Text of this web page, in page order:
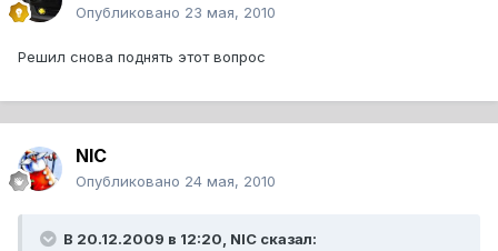
Опубликовано 23 мая, 2010
Решил снова поднять этот вопрос
NIC
Опубликовано 24 мая, 2010
В 20.12.2009 в 12:20, NIC сказал: